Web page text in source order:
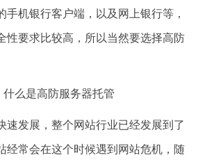
手机银行客户端，以及网上银行等，
性要求比较高，所以当然要选择高防
速发展，整个网站行业已经发展到了
经常会在这个时候遇到网站危机，随